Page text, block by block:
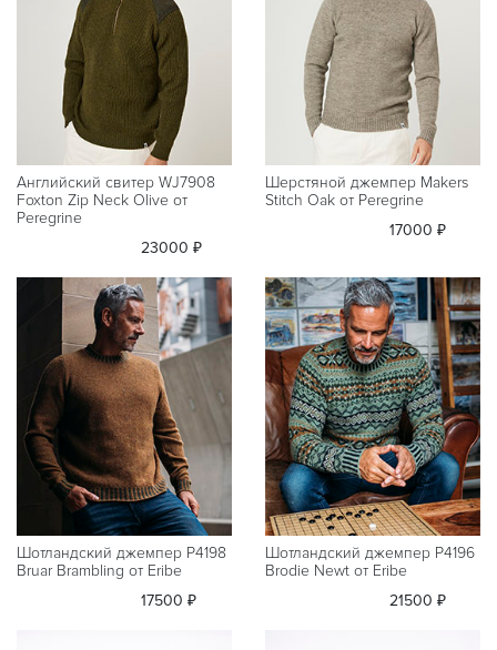
Английский свитер WJ7908
Foxton Zip Neck Olive от
Peregrine
23000 ₽
Шерстяной джемпер Makers
Stitch Oak от Peregrine
17000 ₽
Шотландский джемпер P4198
Bruar Brambling от Eribe
17500 ₽
Шотландский джемпер P4196
Brodie Newt от Eribe
21500 ₽